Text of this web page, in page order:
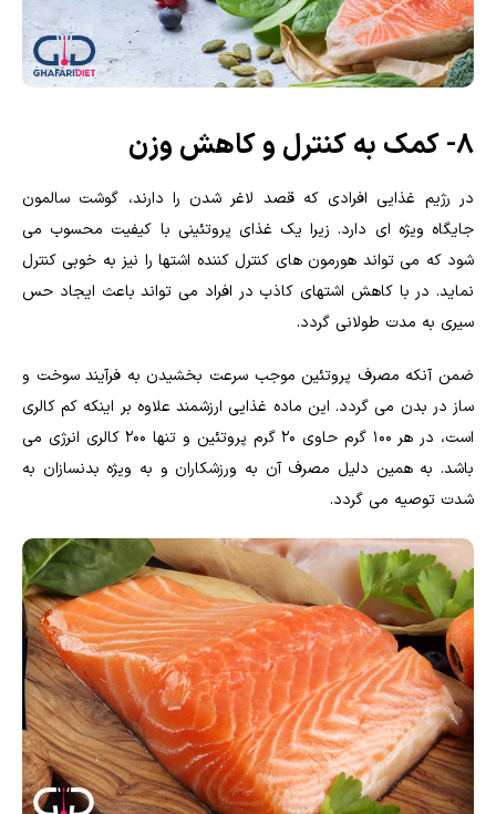
۸- کمک به کنترل و کاهش وزن
در رژیم غذایی افرادی که قصد لاغر شدن را دارند، گوشت سالمون
جایگاه ویژه ای دارد. زیرا یک غذای پروتئینی با کیفیت محسوب می
شود که می تواند هورمون های کنترل کننده اشتها را نیز به خوبی کنترل
نماید. در با کاهش اشتهای کاذب در افراد می تواند باعث ایجاد حس
سیری به مدت طولانی گردد.
ضمن آنکه مصرف پروتئین موجب سرعت بخشیدن به فرآیند سوخت و
ساز در بدن می گردد. این ماده غذایی ارزشمند علاوه بر اینکه کم کالری
است، در هر ۱۰۰ گرم حاوی ۲۰ گرم پروتئین و تنها ۲۰۰ کالری انرژی می
باشد. به همین دلیل مصرف آن به ورزشکاران و به ویژه بدنسازان به
شدت توصیه می گردد.